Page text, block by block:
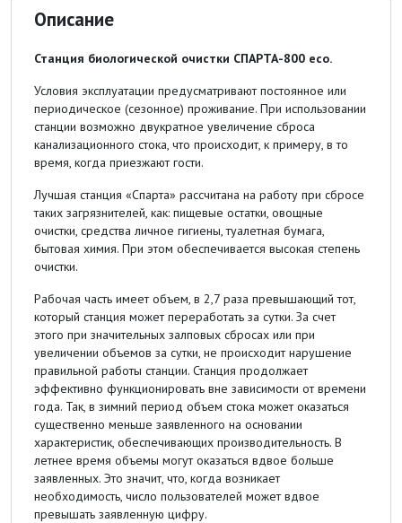
Описание
Станция биологической очистки СПАРТА-800 eco.
Условия эксплуатации предусматривают постоянное или
периодическое (сезонное) проживание. При использовании
станции возможно двукратное увеличение сброса
канализационного стока, что происходит, к примеру, в то
время, когда приезжают гости.
Лучшая станция «Спарта» рассчитана на работу при сбросе
таких загрязнителей, как: пищевые остатки, овощные
очистки, средства личное гигиены, туалетная бумага,
бытовая химия. При этом обеспечивается высокая степень
очистки.
Рабочая часть имеет объем, в 2,7 раза превышающий тот,
который станция может переработать за сутки. За счет
этого при значительных залповых сбросах или при
увеличении объемов за сутки, не происходит нарушение
правильной работы станции. Станция продолжает
эффективно функционировать вне зависимости от времени
года. Так, в зимний период объем стока может оказаться
существенно меньше заявленного на основании
характеристик, обеспечивающих производительность. В
летнее время объемы могут оказаться вдвое больше
заявленных. Это значит, что, когда возникает
необходимость, число пользователей может вдвое
превышать заявленную цифру.